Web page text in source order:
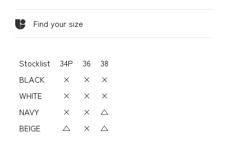
Find your size
Stocklist 34P 36
38
BLACK
× ×
×
WHITE
× ×
×
NAVY
× ×
△
BEIGE
△ × △